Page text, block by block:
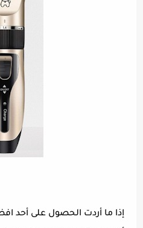
إذا ما أردت الحصول على أحد